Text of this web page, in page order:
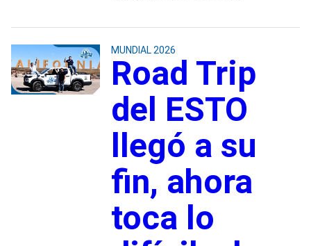
MUNDIAL 2026
Road Trip
del ESTO
llegó a su
fin, ahora
toca lo